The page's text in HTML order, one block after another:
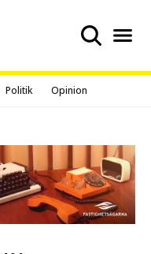
Politik Opinion